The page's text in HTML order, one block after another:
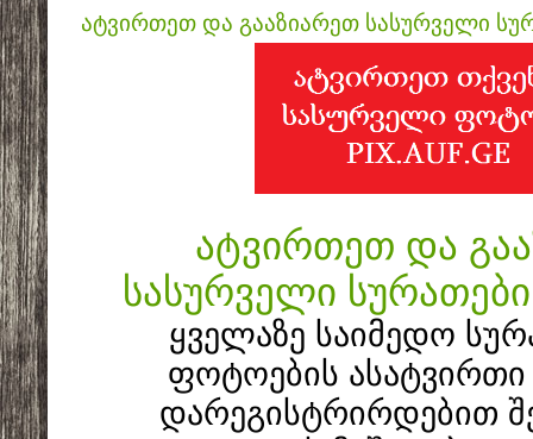
ატვირთეთ და გააზიარეთ სასურველი
ატვირთეთ და
სასურველი
ყველაზე საიმედო
ფოტოების ასატვირთი
დარეგისტრირდებით